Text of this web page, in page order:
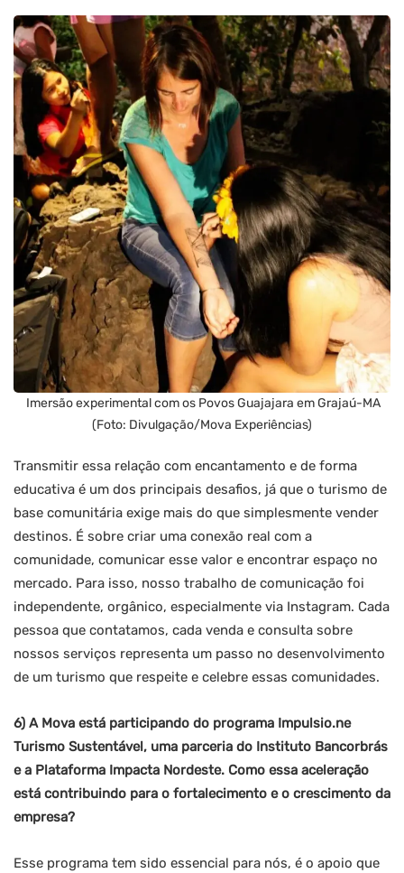
Imersão experimental com os Povos Guajajara em Grajaú-MA
(Foto: Divulgação/Mova Experiências)
Transmitir essa relação com encantamento e de forma
educativa é um dos principais desafios, já que o turismo de
base comunitária exige mais do que simplesmente vender
destinos. É sobre criar uma conexão real com a
comunidade, comunicar esse valor e encontrar espaço no
mercado. Para isso, nosso trabalho de comunicação foi
independente, orgânico, especialmente via Instagram. Cada
pessoa que contatamos, cada venda e consulta sobre
nossos serviços representa um passo no desenvolvimento
de um turismo que respeite e celebre essas comunidades.
6) A Mova está participando do programa Impulsio.ne
Turismo Sustentável, uma parceria do Instituto Bancorbrás
e a Plataforma Impacta Nordeste. Como essa aceleração
está contribuindo para o fortalecimento e o crescimento da
empresa?
Esse programa tem sido essencial para nós, é o apoio que